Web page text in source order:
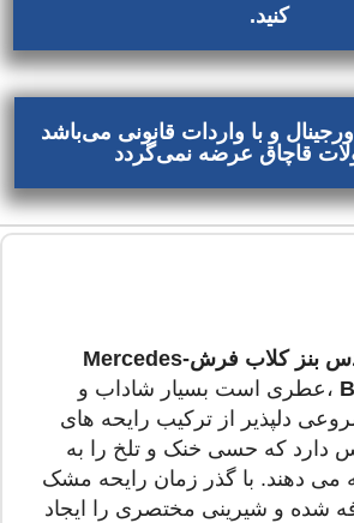
کنید.
و با واردات قانونی می‌باشد
قاچاق عرضه نمی‌گردد
عطر ادکلن مرسدس بنز کلاب فرش-Mercedes
،عطری است بسیار شاداب و
دلپذیر از ترکیب رایحه های
دارد که حسی خنک و تلخ را به
می دهند. با گذر زمان رایحه مشک
شده و شیرینی مختصری را ایجاد